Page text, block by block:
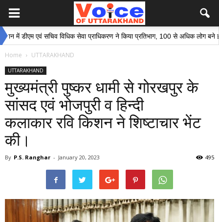
एवं सचिव विधिक सेवा प्राधिकरण ने किया प्रतिभाग, 100 से अधिक लोग बने इस
Home UTTARAKHAND
UTTARAKHAND
मुख्यमंत्री पुष्कर धामी से गोरखपुर के
सांसद एवं भोजपुरी व हिन्दी
कलाकार रवि किशन ने शिष्टाचार भेंट
की।
By P.S. Ranghar - January 20, 2023 495